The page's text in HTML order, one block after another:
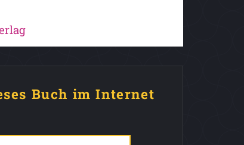
Buch im Internet